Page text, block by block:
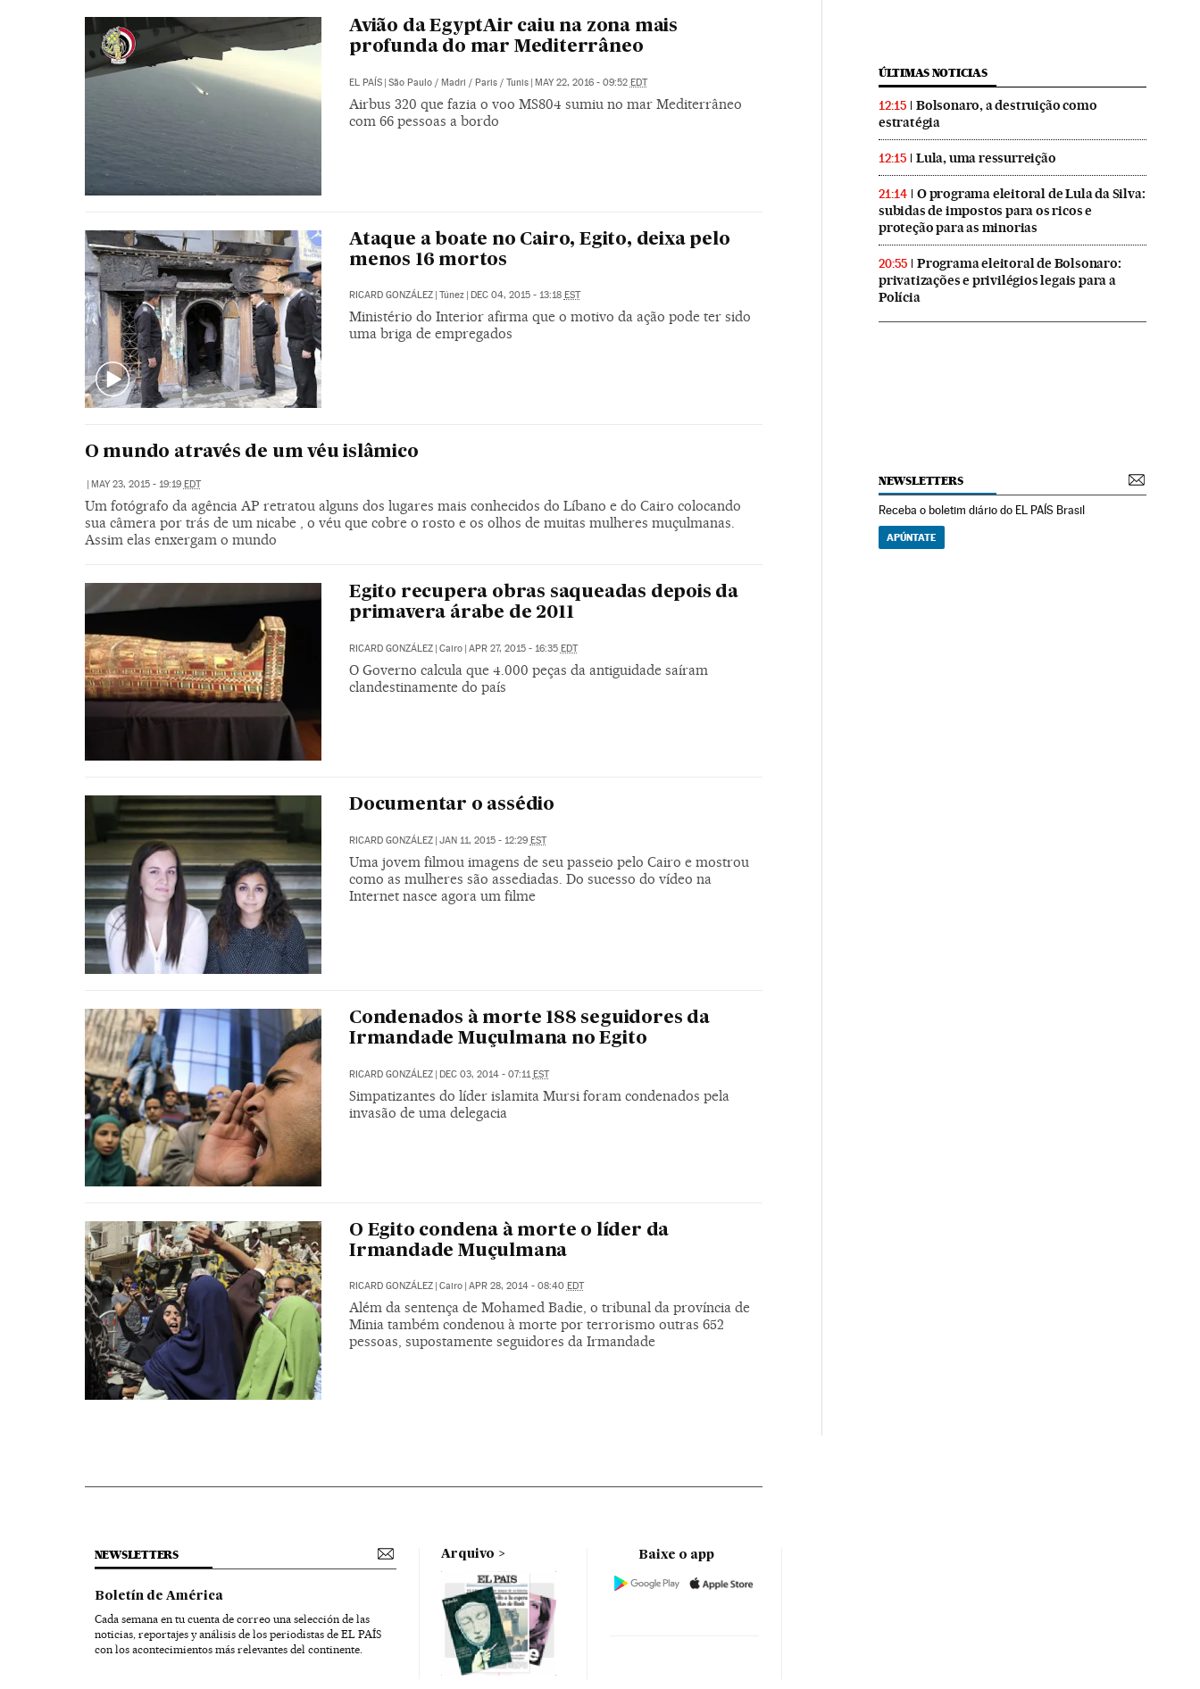
Avião da EgyptAir caiu na zona mais
profunda do mar Mediterrâneo
EL PAÍS | São Paulo / Madri / Paris / Tunis | MAY 22, 2016 - 09:52 EDT
Airbus 320 que fazia o voo MS804 sumiu no mar Mediterrâneo
com 66 pessoas a bordo
Ataque a boate no Cairo, Egito, deixa pelo
menos 16 mortos
RICARD GONZÁLEZ Túnez DEC 04, 2015 - 13:18 EST
Ministério do Interior afirma que o motivo da ação pode ter sido
uma briga de empregados
O mundo através de um véu islâmico
| MAY 23, 2015 - 19:19 EDT
Um fotógrafo da agência AP retratou alguns dos lugares mais conhecidos do Líbano e do Cairo colocando
sua câmera por trás de um nicabe , o véu que cobre o rosto e os olhos de muitas mulheres muçulmanas.
Assim elas enxergam o mundo
Egito recupera obras saqueadas depois da
primavera árabe de 2011
RICARD GONZÁLEZ | Cairo | APR 27, 2015 - 16:35 EDT
O Governo calcula que 4.000 peças da antiguidade saíram
clandestinamente do país
Documentar o assédio
RICARD GONZÁLEZ JAN 11, 2015 - 12:29 EST
Uma jovem filmou imagens de seu passeio pelo Cairo e mostrou
como as mulheres são assediadas. Do sucesso do vídeo na
Internet nasce agora um filme
Condenados à morte 188 seguidores da
Irmandade Muçulmana no Egito
RICARD GONZÁLEZ | DEC 03, 2014 - 07:11 EST
Simpatizantes do líder islamita Mursi foram condenados pela
invasão de uma delegacia
O Egito condena à morte o líder da
Irmandade Muçulmana
RICARD GONZÁLEZ | Cairo | APR 28, 2014 - 08:40 EDT
Além da sentença de Mohamed Badie, o tribunal da província de
Minia também condenou à morte por terrorismo outras 652
pessoas, supostamente seguidores da Irmandade
ÚLTIMAS NOTICIAS
12:15
Bolsonaro, a destruição como
estratégia
12:15 Lula, uma ressurreição
21:14
O programa eleitoral de Lula da Silva:
subidas de impostos para os ricos e
proteção para as minorias
20:55
Programa eleitoral de Bolsonaro:
privatizações e privilégios legais para a
Polícia
NEWSLETTERS
Receba o boletim diário do EL PAÍS Brasil
APÚNTATE
NEWSLETTERS
Boletín de América
Cada semana en tu cuenta de correo una selección de las
noticias, reportajes y análisis de los periodistas de EL PAÍS
con los acontecimientos más relevantes del continente.
Arquivo Baixe o app